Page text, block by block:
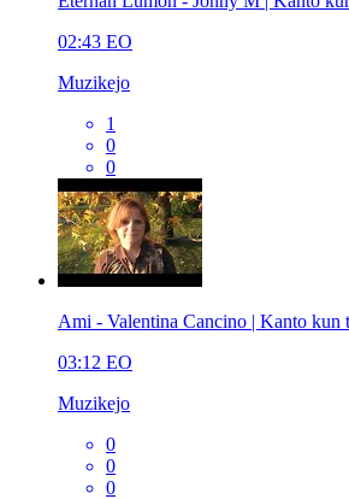
02:43 EO
Muzikejo
1
0
0
Ami - Valentina Cancino | Kanto kun
03:12 EO
Muzikejo
0
0
0